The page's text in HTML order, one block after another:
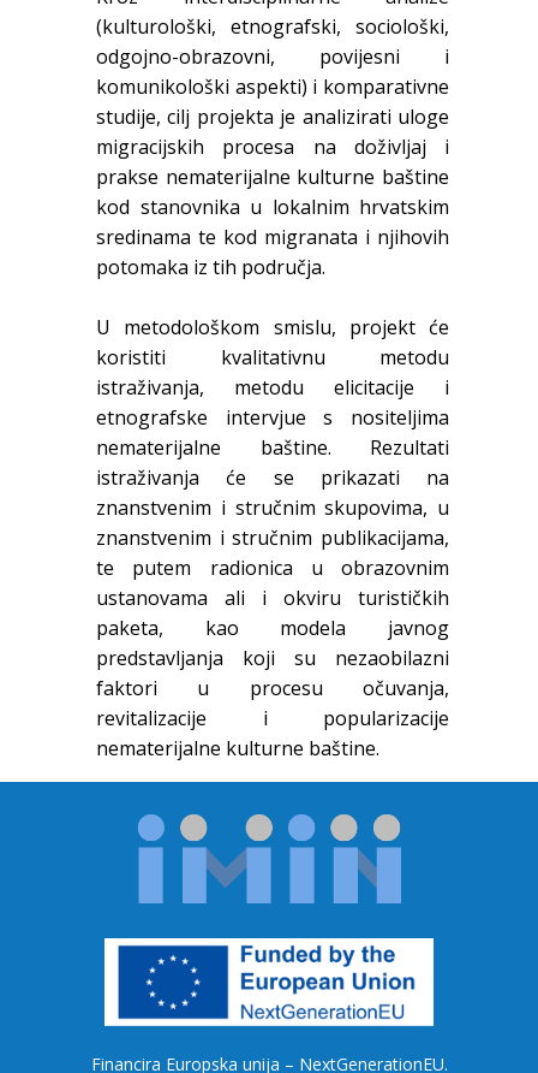
(kulturološki, etnografski, sociološki,
odgojno-obrazovni, povijesni i
komunikološki aspekti) i komparativne
studije, cilj projekta je analizirati uloge
migracijskih procesa na doživljaj i
prakse nematerijalne kulturne baštine
kod stanovnika u lokalnim hrvatskim
sredinama te kod migranata i njihovih
potomaka iz tih područja.
U metodološkom smislu, projekt će
koristiti kvalitativnu metodu
istraživanja, metodu elicitacije i
etnografske intervjue s nositeljima
nematerijalne baštine. Rezultati
istraživanja će se prikazati na
znanstvenim i stručnim skupovima, u
znanstvenim i stručnim publikacijama,
te putem radionica u obrazovnim
ustanovama ali i okviru turističkih
paketa, kao modela javnog
predstavljanja koji su nezaobilazni
faktori u procesu očuvanja,
revitalizacije i popularizacije
nematerijalne kulturne baštine.
Financira Europska unija – NextGenerationEU.